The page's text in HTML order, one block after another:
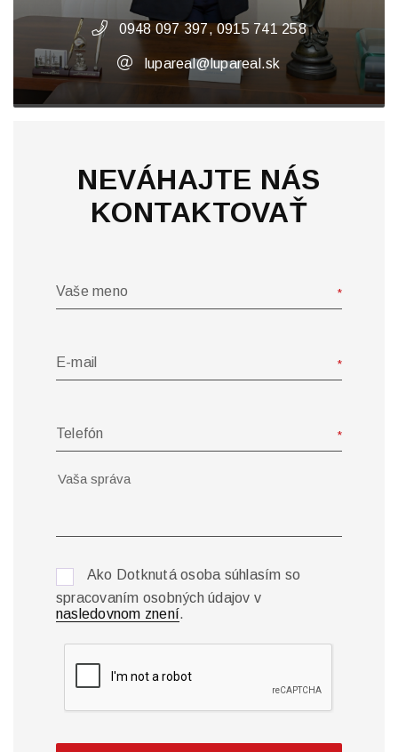
0948 097 397, 0915 741 258
lupareal@lupareal.sk
NEVÁHAJTE NÁS
KONTAKTOVAŤ
Vaše meno
E-mail
Telefón
Ako Dotknutá osoba súhlasím so
spracovaním osobných údajov v
nasledovnom znení.